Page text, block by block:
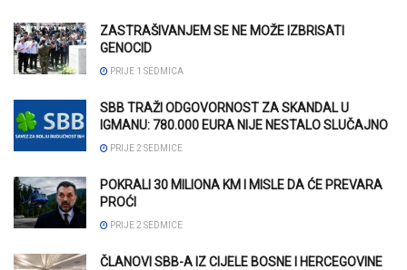
ZASTRAŠIVANJEM SE NE MOŽE IZBRISATI
GENOCID
PRIJE 1 SEDMICA
SBB TRAŽI ODGOVORNOST ZA SKANDAL U
IGMANU: 780.000 EURA NIJE NESTALO SLUČAJNO
PRIJE 2 SEDMICE
POKRALI 30 MILIONA KM I MISLE DA ĆE PREVARA
PROĆI
PRIJE 2 SEDMICE
ČLANOVI SBB-A IZ CIJELE BOSNE I HERCEGOVINE